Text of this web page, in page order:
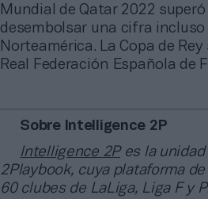
Mundial de Qatar 2022
desembolsar una cifra
Norteamérica. La Copa de
Real Federación Española de
Sobre Intelligence 2P
Intelligence 2Pes la unidad
2Playbook, cuya plataforma
60 clubes de LaLiga, Liga F y